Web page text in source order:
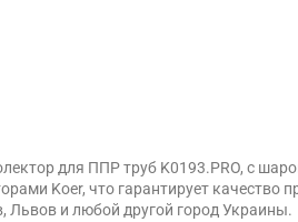
для ППР труб K0193.PRO, с
Koer, что гарантирует
Львов и любой другой город Украины.